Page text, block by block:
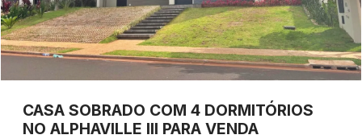
CASA SOBRADO COM 4 DORMITÓRIOS
NO ALPHAVILLE III PARA VENDA